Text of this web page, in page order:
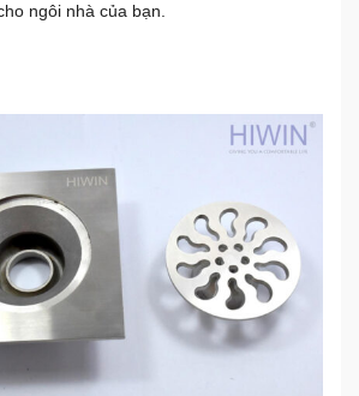
ngôi nhà của bạn.